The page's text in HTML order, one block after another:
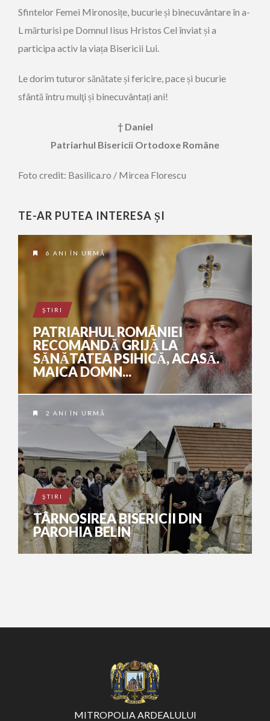
Sfintelor Femei Mironosițe, bucurie și binecuvântare în a-
L mărturisi pe Domnul Iisus Hristos Cel înviat și a
participa activ la viața Bisericii Lui.
Le dorim tuturor sănătate și fericire, pace și bucurie
sfântă întru mulţi și binecuvântați ani!
† Daniel
Patriarhul Bisericii Ortodoxe Române
Foto credit: Basilica.ro / Mircea Florescu
TE-AR PUTEA INTERESA ȘI
6 ANI ÎN URMĂ
ŞTIRI
PATRIARHUL ROMÂNIEI
RECOMANDĂ GRIJĂ LA
SĂNĂTATEA PSIHICĂ, ACASĂ.
MAICA DOMN...
2 ANI ÎN URMĂ
ŞTIRI
TÂRNOSIREA BISERICII DIN
PAROHIA BELIN
MITROPOLIA ARDEALULUI